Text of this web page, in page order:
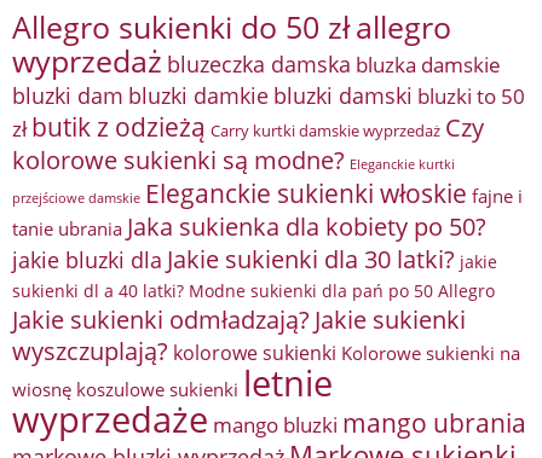
Allegro sukienki do 50 złallegro
wyprzedaż bluzeczka damska bluzka damskie
bluzki dam bluzki damkie bluzki damski bluzki to 50
zł butik z odzieżą Carry kurtki damskie wyprzedaż Czy
kolorowe sukienki są modne? Eleganckie kurtki
przejściowe damskie Eleganckie sukienki włoskie fajne i
tanie ubrania Jaka sukienka dla kobiety po 50?
jakie bluzki dla Jakie sukienki dla 30 latki? jakie
sukienki dl a 40 latki? Modne sukienki dla pań po 50 Allegro
Jakie sukienki odmładzają? Jakie sukienki
wyszczuplają? kolorowe sukienki Kolorowe sukienki na
wiosnę koszulowe sukienki letnie
wyprzedaże mango bluzki mango ubrania